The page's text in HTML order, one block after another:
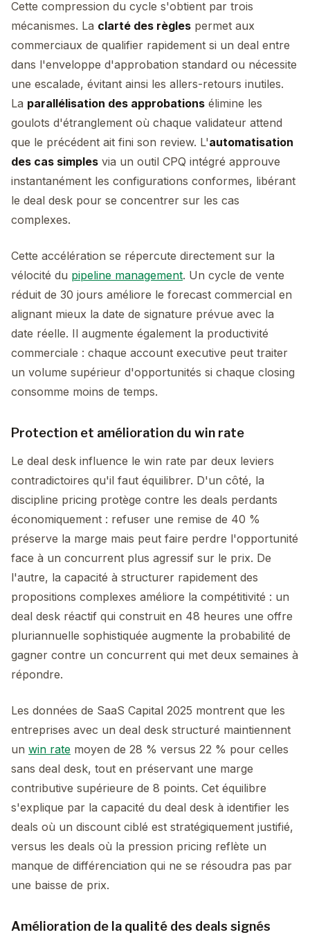
Cette compression du cycle s'obtient par trois
mécanismes. La clarté des règles permet aux
commerciaux de qualifier rapidement si un deal entre
dans l'enveloppe d'approbation standard ou nécessite
une escalade, évitant ainsi les allers-retours inutiles.
La parallélisation des approbations élimine les
goulots d'étranglement où chaque validateur attend
que le précédent ait fini son review. L'automatisation
des cas simples via un outil CPQ intégré approuve
instantanément les configurations conformes, libérant
le deal desk pour se concentrer sur les cas
complexes.
Cette accélération se répercute directement sur la
vélocité du pipeline management. Un cycle de vente
réduit de 30 jours améliore le forecast commercial en
alignant mieux la date de signature prévue avec la
date réelle. Il augmente également la productivité
commerciale : chaque account executive peut traiter
un volume supérieur d'opportunités si chaque closing
consomme moins de temps.
Protection et amélioration du win rate
Le deal desk influence le win rate par deux leviers
contradictoires qu'il faut équilibrer. D'un côté, la
discipline pricing protège contre les deals perdants
économiquement : refuser une remise de 40 %
préserve la marge mais peut faire perdre l'opportunité
face à un concurrent plus agressif sur le prix. De
l'autre, la capacité à structurer rapidement des
propositions complexes améliore la compétitivité : un
deal desk réactif qui construit en 48 heures une offre
pluriannuelle sophistiquée augmente la probabilité de
gagner contre un concurrent qui met deux semaines à
répondre.
Les données de SaaS Capital 2025 montrent que les
entreprises avec un deal desk structuré maintiennent
un win rate moyen de 28 % versus 22 % pour celles
sans deal desk, tout en préservant une marge
contributive supérieure de 8 points. Cet équilibre
s'explique par la capacité du deal desk à identifier les
deals où un discount ciblé est stratégiquement justifié,
versus les deals où la pression pricing reflète un
manque de différenciation qui ne se résoudra pas par
une baisse de prix.
Amélioration de la qualité des deals signés